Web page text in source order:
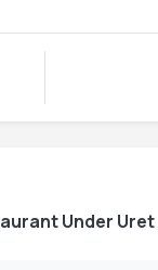
Under Uret